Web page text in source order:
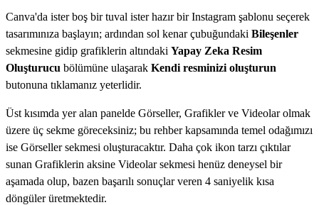
Canva'da ister boş bir tuval ister hazır bir Instagram şablonu seçerek
tasarımınıza başlayın; ardından sol kenar çubuğundaki Bileşenler
sekmesine gidip grafiklerin altındaki Yapay Zeka Resim
Oluşturucu bölümüne ulaşarak Kendi resminizi oluşturun
butonuna tıklamanız yeterlidir.
Üst kısımda yer alan panelde Görseller, Grafikler ve Videolar olmak
üzere üç sekme göreceksiniz; bu rehber kapsamında temel odağımızı
ise Görseller sekmesi oluşturacaktır. Daha çok ikon tarzı çıktılar
sunan Grafiklerin aksine Videolar sekmesi henüz deneysel bir
aşamada olup, bazen başarılı sonuçlar veren 4 saniyelik kısa
döngüler üretmektedir.